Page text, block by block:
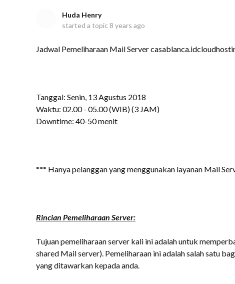
Huda Henry
started a topic 8 years ago
Jadwal Pemeliharaan Mail Server
Tanggal: Senin, 13 Agustus 2018
Waktu: 02.00 - 05.00 (WIB) (3 JAM)
Downtime: 40-50 menit
*** Hanya pelanggan yang menggunakan layanan Mail
Rincian Pemeliharaan Server:
Tujuan pemeliharaan server kali ini adalah untuk
shared Mail server). Pemeliharaan ini adalah salah satu
yang ditawarkan kepada anda.